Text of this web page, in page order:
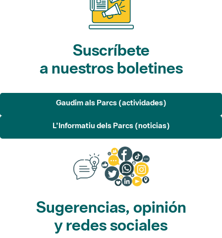
Suscríbete
a nuestros boletines
Gaudim als Parcs (actividades)
L'Informatiu dels Parcs (noticias)
Sugerencias, opinión
y redes sociales